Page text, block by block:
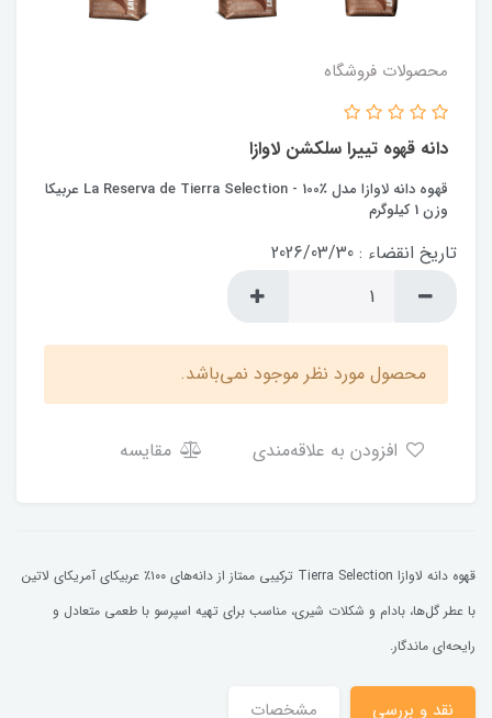
محصولات فروشگاه
دانه قهوه تییرا سلکشن لاوازا
قهوه دانه لاوازا مدل La Reserva de Tierra Selection - 100٪ عربیکا
وزن 1 کیلوگرم
تاریخ انقضاء : 2026/03/30
محصول مورد نظر موجود نمی‌باشد.
مقایسه
قهوه دانه لاوازا Tierra Selection ترکیبی ممتاز از دانه‌های ۱۰۰٪ عربیکای آمریکای لاتین
با عطر گل‌ها، بادام و شکلات شیری، مناسب برای تهیه اسپرسو با طعمی متعادل و
رایحه‌ای ماندگار.
نقد و بررسی مشخصات